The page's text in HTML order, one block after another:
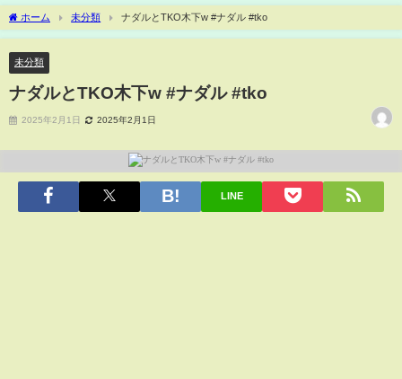
ホーム 未分類 ナダルとTKO木下w #ナダル #tko
未分類
ナダルとTKO木下w #ナダル #tko
2025年2月1日 2025年2月1日
LINE